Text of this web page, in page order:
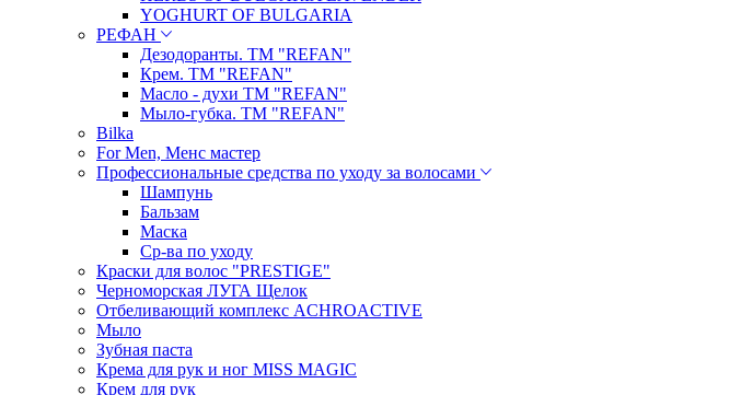
YOGHURT OF BULGARIA
РЕФАН
Дезодоранты. ТМ "REFAN"
Крем. ТМ "REFAN"
Масло - духи ТМ "REFAN"
Мыло-губка. ТМ "REFAN"
Bilka
For Men, Менс мастер
Профессиональные средства по уходу за волосами
Шампунь
Бальзам
Маска
Ср-ва по уходу
Краски для волос "PRESTIGE"
Черноморская ЛУГА Щелок
Отбеливающий комплекс ACHROACTIVE
Мыло
Зубная паста
Крема для рук и ног MISS MAGIC
Крем для рук